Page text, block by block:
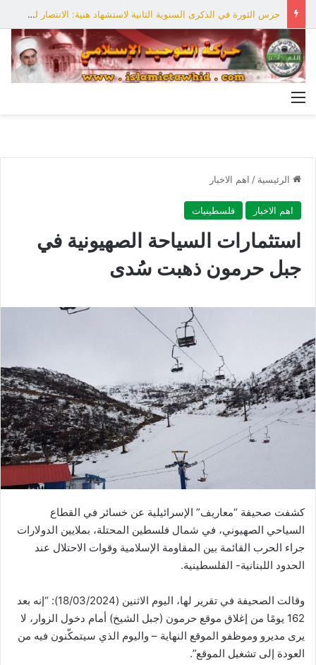
حرس الثورة في الذكرى السنوية الثانية لاستشهاد هنية: الانتصار لفلسطين أقرب
الرئيسية / اهم الاخبار
اهم الاخبار فلسطينيات
استثمارات السياحة الصهيونية في
جبل حرمون ذهبت سُدى
كشفت صحيفة “معاريف” الإسرائيلية عن خسائر في القطاع
السياحي الصهيوني، في شمال فلسطين المحتلة، بملايين الدولارات
جراء الحرب القائمة بين المقاومة الإسلامية وقوات الاحتلال عند
الحدود اللبنانية- الفلسطينية.
وقالت الصحيفة في تقرير لها، اليوم الاثنين (18/03/2024): “إنه بعد
162 يومًا من إغلاق موقع حرمون (جبل الشيخ) أمام دخول الزوار، لا
يرى مديرو وموظفو الموقع النهاية – واليوم الذي سيتمكّنون فيه من
العودة إلى تشغيل الموقع”.